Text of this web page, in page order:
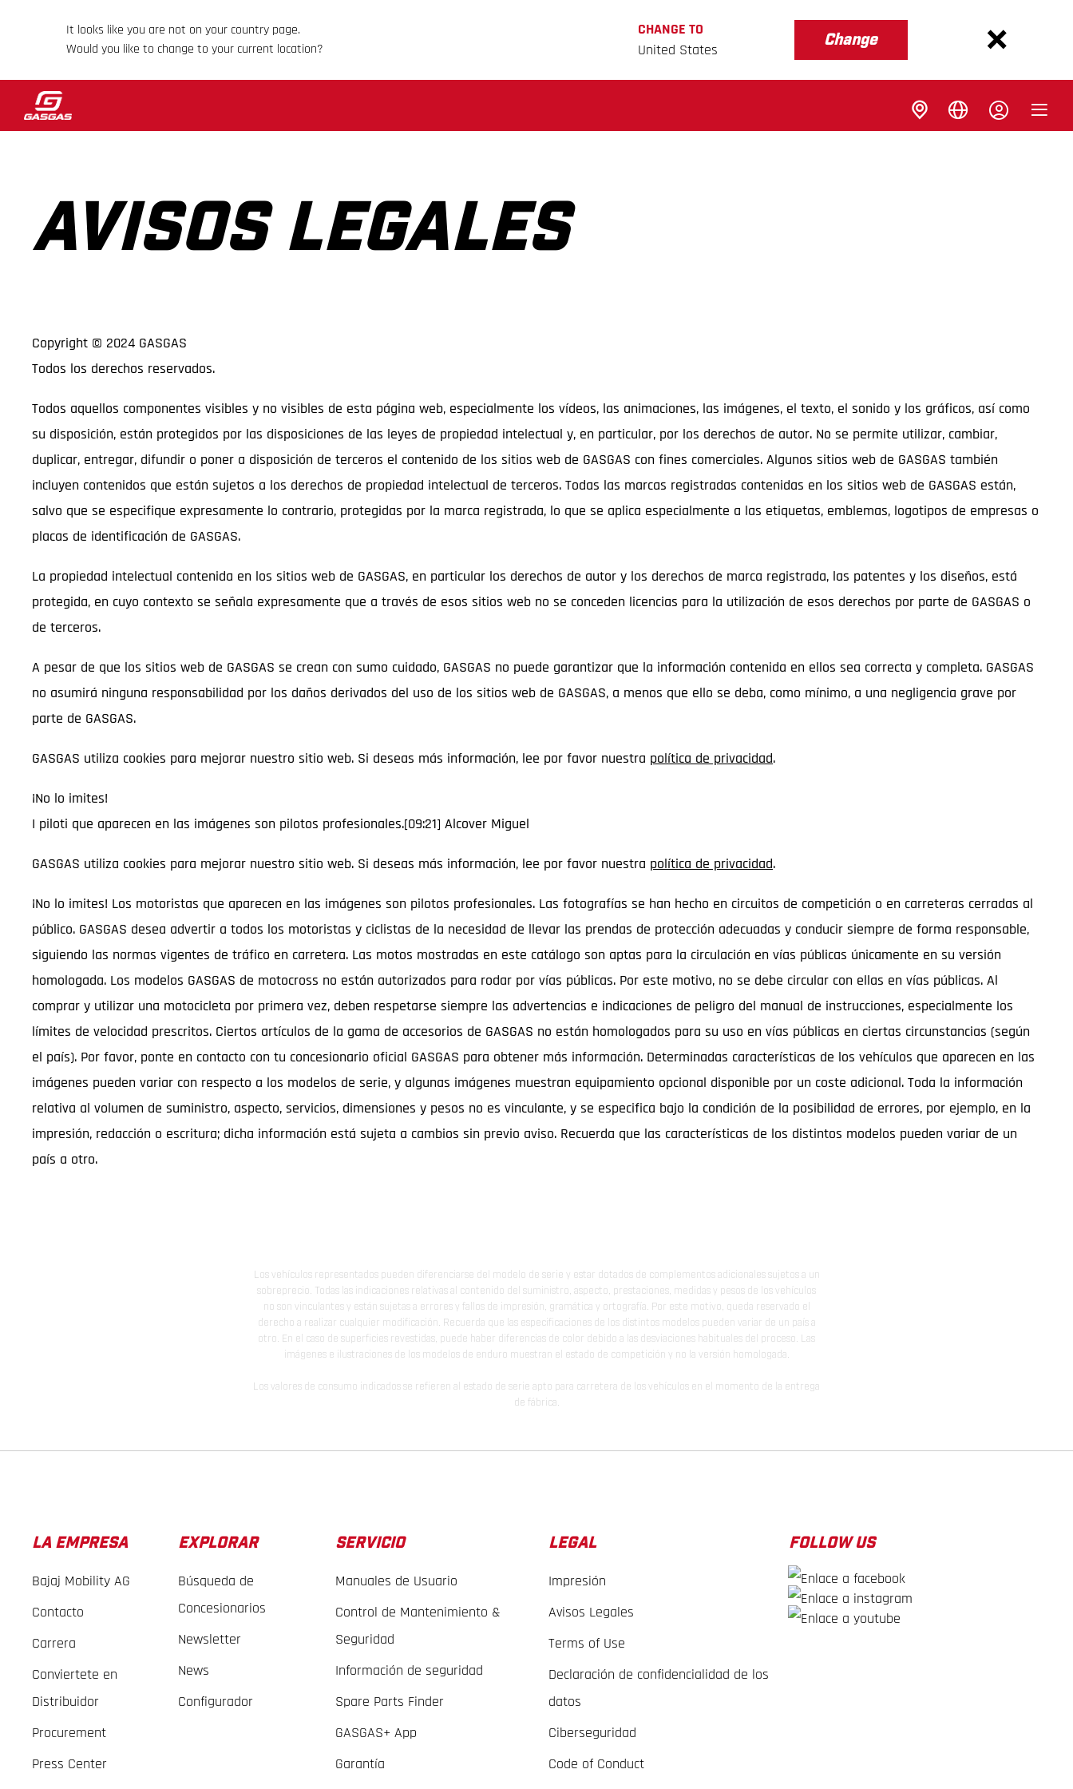
It looks like you are not on your country page.
Would you like to change to your current location?
CHANGE TO
United States
Change
AVISOS LEGALES
Copyright © 2024 GASGAS
Todos los derechos reservados.
Todos aquellos componentes visibles y no visibles de esta página web, especialmente los vídeos, las animaciones, las imágenes, el texto, el sonido y los gráficos, así como
su disposición, están protegidos por las disposiciones de las leyes de propiedad intelectual y, en particular, por los derechos de autor. No se permite utilizar, cambiar,
duplicar, entregar, difundir o poner a disposición de terceros el contenido de los sitios web de GASGAS con fines comerciales. Algunos sitios web de GASGAS también
incluyen contenidos que están sujetos a los derechos de propiedad intelectual de terceros. Todas las marcas registradas contenidas en los sitios web de GASGAS están,
salvo que se especifique expresamente lo contrario, protegidas por la marca registrada, lo que se aplica especialmente a las etiquetas, emblemas, logotipos de empresas o
placas de identificación de GASGAS.
La propiedad intelectual contenida en los sitios web de GASGAS, en particular los derechos de autor y los derechos de marca registrada, las patentes y los diseños, está
protegida, en cuyo contexto se señala expresamente que a través de esos sitios web no se conceden licencias para la utilización de esos derechos por parte de GASGAS o
de terceros.
A pesar de que los sitios web de GASGAS se crean con sumo cuidado, GASGAS no puede garantizar que la información contenida en ellos sea correcta y completa. GASGAS
no asumirá ninguna responsabilidad por los daños derivados del uso de los sitios web de GASGAS, a menos que ello se deba, como mínimo, a una negligencia grave por
parte de GASGAS.
GASGAS utiliza cookies para mejorar nuestro sitio web. Si deseas más información, lee por favor nuestra política de privacidad.
¡No lo imites!
I piloti que aparecen en las imágenes son pilotos profesionales.[09:21] Alcover Miguel
GASGAS utiliza cookies para mejorar nuestro sitio web. Si deseas más información, lee por favor nuestra política de privacidad.
¡No lo imites! Los motoristas que aparecen en las imágenes son pilotos profesionales. Las fotografías se han hecho en circuitos de competición o en carreteras cerradas al
público. GASGAS desea advertir a todos los motoristas y ciclistas de la necesidad de llevar las prendas de protección adecuadas y conducir siempre de forma responsable,
siguiendo las normas vigentes de tráfico en carretera. Las motos mostradas en este catálogo son aptas para la circulación en vías públicas únicamente en su versión
homologada. Los modelos GASGAS de motocross no están autorizados para rodar por vías públicas. Por este motivo, no se debe circular con ellas en vías públicas. Al
comprar y utilizar una motocicleta por primera vez, deben respetarse siempre las advertencias e indicaciones de peligro del manual de instrucciones, especialmente los
límites de velocidad prescritos. Ciertos artículos de la gama de accesorios de GASGAS no están homologados para su uso en vías públicas en ciertas circunstancias (según
el país). Por favor, ponte en contacto con tu concesionario oficial GASGAS para obtener más información. Determinadas características de los vehículos que aparecen en las
imágenes pueden variar con respecto a los modelos de serie, y algunas imágenes muestran equipamiento opcional disponible por un coste adicional. Toda la información
relativa al volumen de suministro, aspecto, servicios, dimensiones y pesos no es vinculante, y se especifica bajo la condición de la posibilidad de errores, por ejemplo, en la
impresión, redacción o escritura; dicha información está sujeta a cambios sin previo aviso. Recuerda que las características de los distintos modelos pueden variar de un
país a otro.
Los vehículos representados pueden diferenciarse del modelo de serie y estar dotados de complementos adicionales sujetos a un
sobreprecio. Todas las indicaciones relativas al contenido del suministro, aspecto, prestaciones, medidas y pesos de los vehículos
no son vinculantes y están sujetas a errores y fallos de impresión, gramática y ortografía. Por este motivo, queda reservado el
derecho a realizar cualquier modificación. Recuerda que las especificaciones de los distintos modelos pueden variar de un país a
otro. En el caso de superficies revestidas, puede haber diferencias de color debido a las desviaciones habituales del proceso. Las
imágenes e ilustraciones de los modelos de enduro muestran el estado de competición y no la versión homologada.
Los valores de consumo indicados se refieren al estado de serie apto para carretera de los vehículos en el momento de la entrega
de fábrica.
LA EMPRESA
Bajaj Mobility AG
Contacto
Carrera
Conviertete en
Distribuidor
Procurement
Press Center
EXPLORAR
Búsqueda de
Concesionarios
Newsletter
News
Configurador
SERVICIO
Manuales de Usuario
Control de Mantenimiento &
Seguridad
Información de seguridad
Spare Parts Finder
GASGAS+ App
Garantía
LEGAL
Impresión
Avisos Legales
Terms of Use
Declaración de confidencialidad de los
datos
Ciberseguridad
Code of Conduct
FOLLOW US